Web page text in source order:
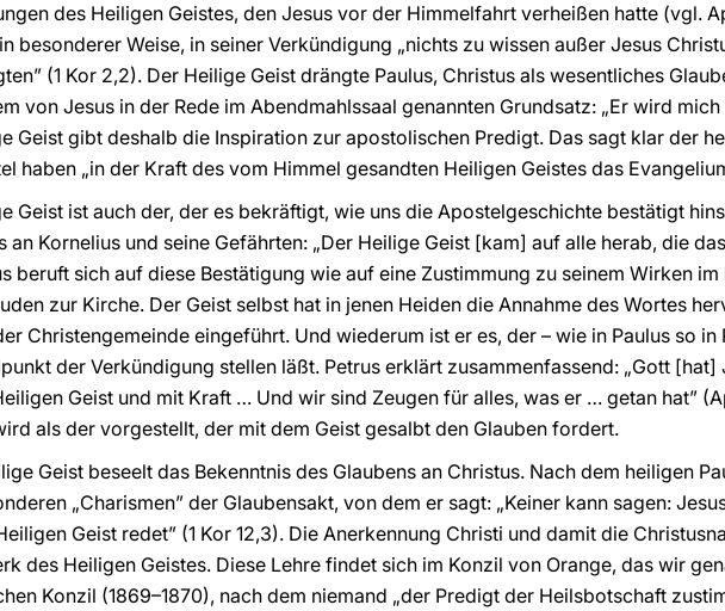
des Heiligen Geistes, den Jesus vor der Himmelfahrt verheißen hatte (vgl.
besonderer Weise, in seiner Verkündigung „nichts zu wissen außer Jesus
(1 Kor 2,2). Der Heilige Geist drängte Paulus, Christus als wesentliches
von Jesus in der Rede im Abendmahlssaal genannten Grundsatz: „Er wird mich
Geist gibt deshalb die Inspiration zur apostolischen Predigt. Das sagt klar der
haben „in der Kraft des vom Himmel gesandten Heiligen Geistes das
Geist ist auch der, der es bekräftigt, wie uns die Apostelgeschichte bestätigt
an Kornelius und seine Gefährten: „Der Heilige Geist [kam] auf alle herab, die
beruft sich auf diese Bestätigung wie auf eine Zustimmung zu seinem Wirken
zur Kirche. Der Geist selbst hat in jenen Heiden die Annahme des Wortes
Christengemeinde eingeführt. Und wiederum ist er es, der – wie in Paulus so in
der Verkündigung stellen läßt. Petrus erklärt zusammenfassend: „Gott
Geist und mit Kraft … Und wir sind Zeugen für alles, was er … getan hat”
als der vorgestellt, der mit dem Geist gesalbt den Glauben fordert.
Geist beseelt das Bekenntnis des Glaubens an Christus. Nach dem heiligen
„Charismen” der Glaubensakt, von dem er sagt: „Keiner kann sagen:
Geist redet” (1 Kor 12,3). Die Anerkennung Christi und damit die
des Heiligen Geistes. Diese Lehre findet sich im Konzil von Orange, das wir
Konzil (1869–1870), nach dem niemand „der Predigt der Heilsbotschaft